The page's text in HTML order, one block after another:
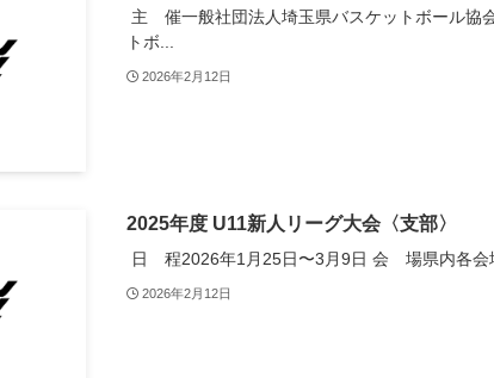
主 催一般社団法人埼玉県バスケットボール協
トボ...
2026年2月12日
2025年度 U11新人リーグ大会〈支部〉
日 程2026年1月25日〜3月9日 会 場県内各会
2026年2月12日